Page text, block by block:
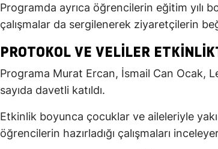
Programda ayrıca öğrencilerin eğitim yılı
çalışmalar da sergilenerek ziyaretçilerin
PROTOKOL VE VELILER
Programa Murat Ercan, İsmail Can Ocak,
sayıda davetli katıldı.
Etkinlik boyunca çocuklar ve aileleriyle
öğrencilerin hazırladığı çalışmaları